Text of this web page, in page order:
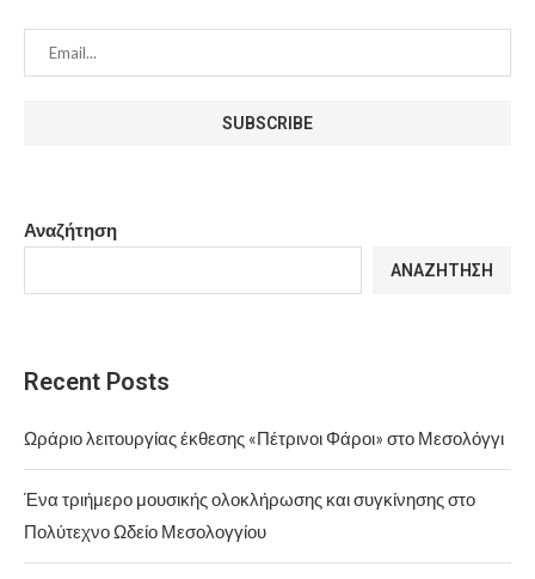
Αναζήτηση
ΑΝΑΖΉΤΗΣΗ
Recent Posts
Ωράριο λειτουργίας έκθεσης «Πέτρινοι Φάροι» στο Μεσολόγγι
Ένα τριήμερο μουσικής ολοκλήρωσης και συγκίνησης στο
Πολύτεχνο Ωδείο Μεσολογγίου